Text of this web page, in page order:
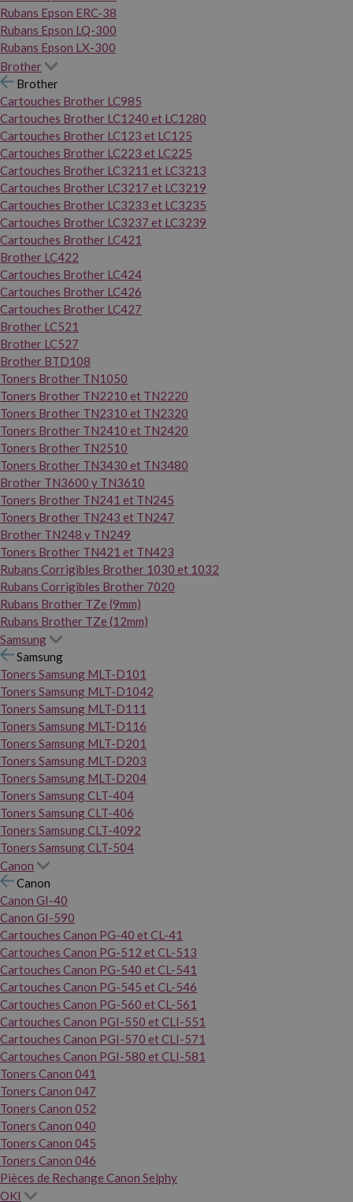
Rubans Epson ERC-38
Rubans Epson LQ-300
Rubans Epson LX-300
Brother
Brother
Cartouches Brother LC985
Cartouches Brother LC1240 et LC1280
Cartouches Brother LC123 et LC125
Cartouches Brother LC223 et LC225
Cartouches Brother LC3211 et LC3213
Cartouches Brother LC3217 et LC3219
Cartouches Brother LC3233 et LC3235
Cartouches Brother LC3237 et LC3239
Cartouches Brother LC421
Brother LC422
Cartouches Brother LC424
Cartouches Brother LC426
Cartouches Brother LC427
Brother LC521
Brother LC527
Brother BTD108
Toners Brother TN1050
Toners Brother TN2210 et TN2220
Toners Brother TN2310 et TN2320
Toners Brother TN2410 et TN2420
Toners Brother TN2510
Toners Brother TN3430 et TN3480
Brother TN3600 y TN3610
Toners Brother TN241 et TN245
Toners Brother TN243 et TN247
Brother TN248 y TN249
Toners Brother TN421 et TN423
Rubans Corrigibles Brother 1030 et 1032
Rubans Corrigibles Brother 7020
Rubans Brother TZe (9mm)
Rubans Brother TZe (12mm)
Samsung
Samsung
Toners Samsung MLT-D101
Toners Samsung MLT-D1042
Toners Samsung MLT-D111
Toners Samsung MLT-D116
Toners Samsung MLT-D201
Toners Samsung MLT-D203
Toners Samsung MLT-D204
Toners Samsung CLT-404
Toners Samsung CLT-406
Toners Samsung CLT-4092
Toners Samsung CLT-504
Canon
Canon
Canon GI-40
Canon GI-590
Cartouches Canon PG-40 et CL-41
Cartouches Canon PG-512 et CL-513
Cartouches Canon PG-540 et CL-541
Cartouches Canon PG-545 et CL-546
Cartouches Canon PG-560 et CL-561
Cartouches Canon PGI-550 et CLI-551
Cartouches Canon PGI-570 et CLI-571
Cartouches Canon PGI-580 et CLI-581
Toners Canon 041
Toners Canon 047
Toners Canon 052
Toners Canon 040
Toners Canon 045
Toners Canon 046
Pièces de Rechange Canon Selphy
OKI